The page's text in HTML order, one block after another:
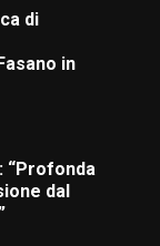
di
in
“Profonda
dal